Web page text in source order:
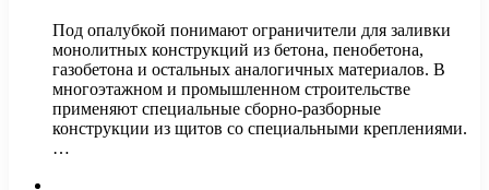
Под опалубкой понимают ограничители для заливки
монолитных конструкций из бетона, пенобетона,
газобетона и остальных аналогичных материалов. В
многоэтажном и промышленном строительстве
применяют специальные сборно-разборные
конструкции из щитов со специальными креплениями.
…